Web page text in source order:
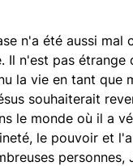
n'a été aussi mal
Il n'est pas étrange
la vie en tant que
souhaiterait
le monde où il a
le pouvoir et
personnes,